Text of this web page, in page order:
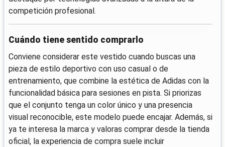
competición profesional.
Cuándo tiene sentido comprarlo
Conviene considerar este vestido cuando buscas una
pieza de estilo deportivo con uso casual o de
entrenamiento, que combine la estética de Adidas con la
funcionalidad básica para sesiones en pista. Si priorizas
que el conjunto tenga un color único y una presencia
visual reconocible, este modelo puede encajar. Además, si
ya te interesa la marca y valoras comprar desde la tienda
oficial, la experiencia de compra suele incluir